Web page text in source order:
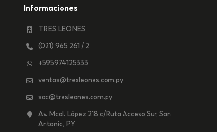
Informaciones
TRES LEONES
(021) 965 261 / 2
+595974125333
ventas@tresleones.com.py
sac@tresleones.com.py
Av. Mcal. López 218 c/Ruta Acceso Sur, San
Antonio, PY